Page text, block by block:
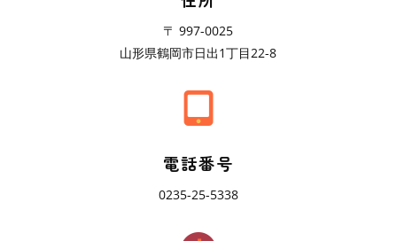
〒 997-0025
山形県鶴岡市日出1丁目22-8
電話番号
0235-25-5338